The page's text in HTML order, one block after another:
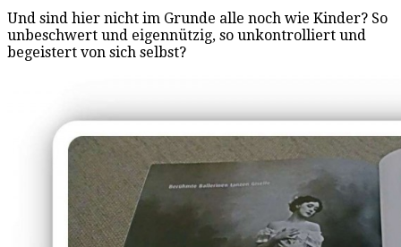
Und sind hier nicht im Grunde alle noch wie Kinder? So
unbeschwert und eigennützig, so unkontrolliert und
begeistert von sich selbst?